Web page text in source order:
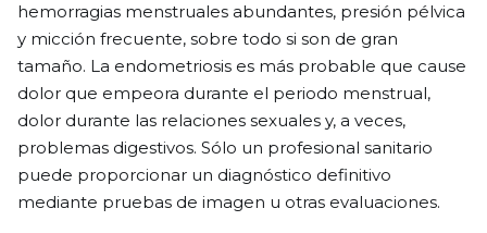
hemorragias menstruales abundantes, presión pélvica
y micción frecuente, sobre todo si son de gran
tamaño. La endometriosis es más probable que cause
dolor que empeora durante el periodo menstrual,
dolor durante las relaciones sexuales y, a veces,
problemas digestivos. Sólo un profesional sanitario
puede proporcionar un diagnóstico definitivo
mediante pruebas de imagen u otras evaluaciones.